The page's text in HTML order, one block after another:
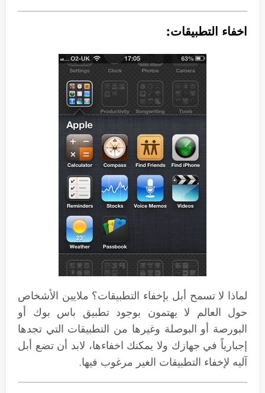
اخفاء التطبيقات:
لماذا لا تسمح أبل بإخفاء التطبيقات؟ ملايين الأشخاص
حول العالم لا يهتمون بوجود تطبيق باس بوك أو
البورصة أو البوصلة وغيرها من التطبيقات التي تجدها
إجبارياً في جهازك ولا يمكنك اخفاءها، لابد أن تضع أبل
آليه لإخفاء التطبيقات الغير مرغوب فيها.